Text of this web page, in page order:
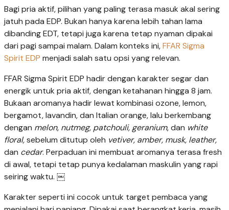
Bagi pria aktif, pilihan yang paling terasa masuk akal sering
jatuh pada EDP. Bukan hanya karena lebih tahan lama
dibanding EDT, tetapi juga karena tetap nyaman dipakai
dari pagi sampai malam. Dalam konteks ini,FFAR Sigma
Spirit EDP menjadi salah satu opsi yang relevan.
FFAR Sigma Spirit EDP hadir dengan karakter segar dan
energik untuk pria aktif, dengan ketahanan hingga 8 jam.
Bukaan aromanya hadir lewat kombinasi ozone, lemon,
bergamot, lavandin, dan Italian orange, lalu berkembang
dengan melon, nutmeg, patchouli, geranium, dan white
floral,sebelum ditutup oleh vetiver, amber, musk, leather,
dan cedar. Perpaduan ini membuat aromanya terasa fresh
di awal, tetapi tetap punya kedalaman maskulin yang rapi
seiring waktu. ￼
Karakter seperti ini cocok untuk target pembaca yang